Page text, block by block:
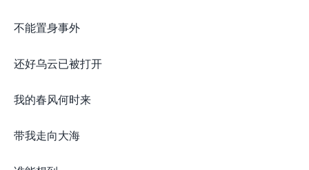
不能置身事外
还好乌云已被打开
我的春风何时来
带我走向大海